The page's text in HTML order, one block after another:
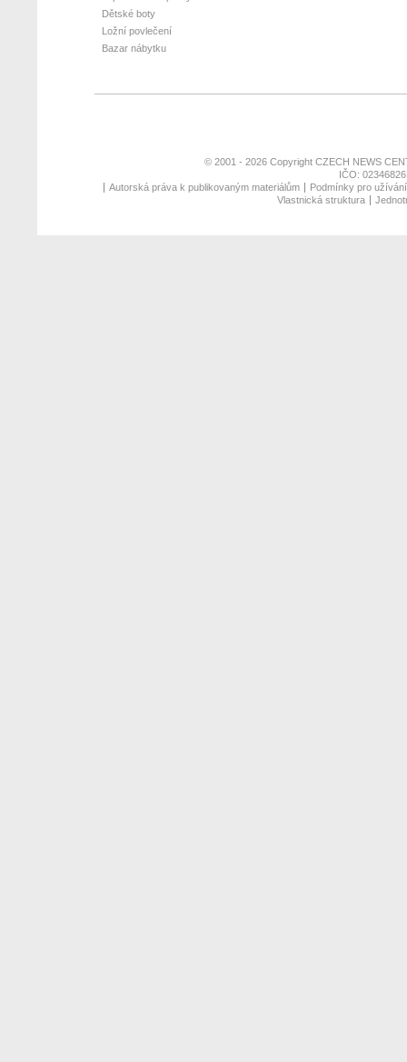
Dětské boty
Ložní povlečení
Bazar nábytku
© 2001 - 2026 Copyright CZECH NEWS
IČO:
Autorská práva k publikovaným materiálům
Podmínky pro
Vlastnická struktura